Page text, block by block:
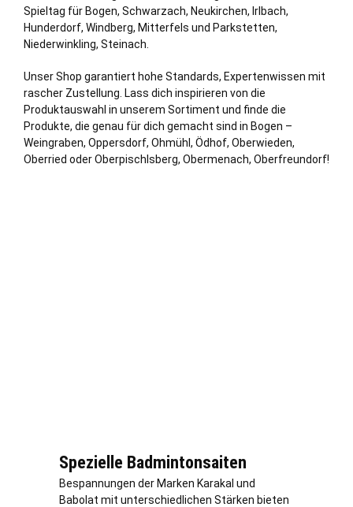
Spieltag für Bogen, Schwarzach, Neukirchen, Irlbach,
Hunderdorf, Windberg, Mitterfels und Parkstetten,
Niederwinkling, Steinach.
Unser Shop garantiert hohe Standards, Expertenwissen mit
rascher Zustellung. Lass dich inspirieren von die
Produktauswahl in unserem Sortiment und finde die
Produkte, die genau für dich gemacht sind in Bogen –
Weingraben, Oppersdorf, Ohmühl, Ödhof, Oberwieden,
Oberried oder Oberpischlsberg, Obermenach, Oberfreundorf!
Spezielle Badmintonsaiten
Bespannungen der Marken Karakal und
Babolat mit unterschiedlichen Stärken bieten